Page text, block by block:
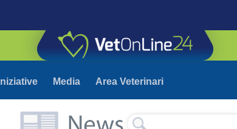
Iniziative Media Area Veterinari